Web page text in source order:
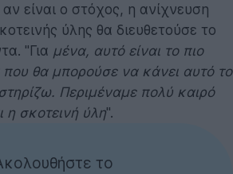
είναι ο στόχος, η ανίχνευση
ύλης θα διευθετούσε το
"Για μένα, αυτό είναι το πιο
θα μπορούσε να κάνει αυτό το
Περιμέναμε πολύ καιρό
η σκοτεινή ύλη".
το